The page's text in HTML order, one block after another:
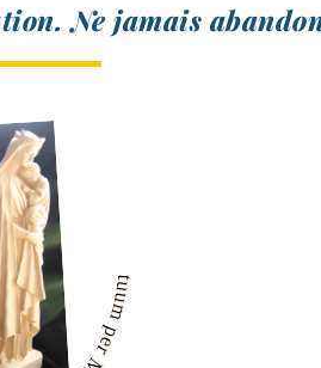
Ne jamais